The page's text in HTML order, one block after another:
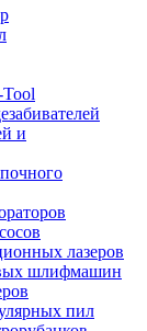
и
лазеров
шлифмашин
пил